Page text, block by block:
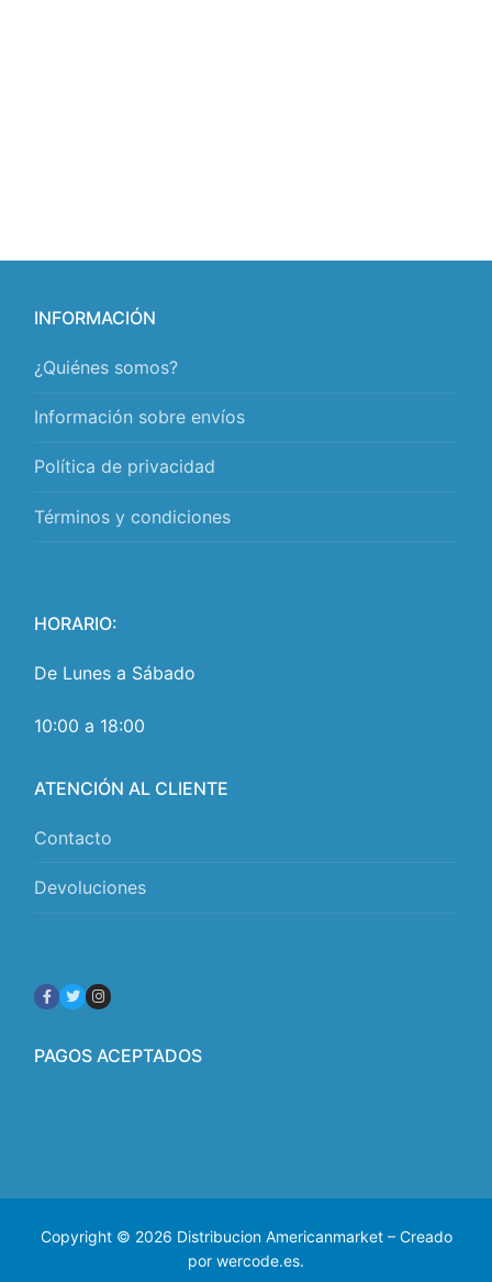
INFORMACIÓN
¿Quiénes somos?
Información sobre envíos
Política de privacidad
Términos y condiciones
HORARIO:
De Lunes a Sábado
10:00 a 18:00
ATENCIÓN AL CLIENTE
Contacto
Devoluciones
PAGOS ACEPTADOS
Copyright © 2026 Distribucion Americanmarket – Creado
por wercode.es.